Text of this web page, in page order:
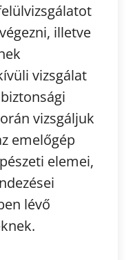
illetve
vizsgálat
vizsgáljuk
emelőgép
elemei,
lévő